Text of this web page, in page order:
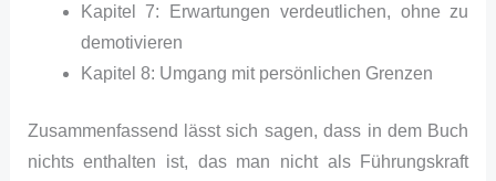
Kapitel 7: Erwartungen verdeutlichen, ohne zu
demotivieren
Kapitel 8: Umgang mit persönlichen Grenzen
Zusammenfassend lässt sich sagen, dass in dem Buch
nichts enthalten ist, das man nicht als Führungskraft